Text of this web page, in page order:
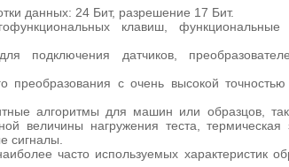
данных: 24 Бит, разрешение 17 Бит.
клавиш, функциональные
подключения датчиков,
преобразования с очень высокой
алгоритмы для машин или образцов,
величины нагружения теста, термическая
сигналы.
часто используемых характеристик